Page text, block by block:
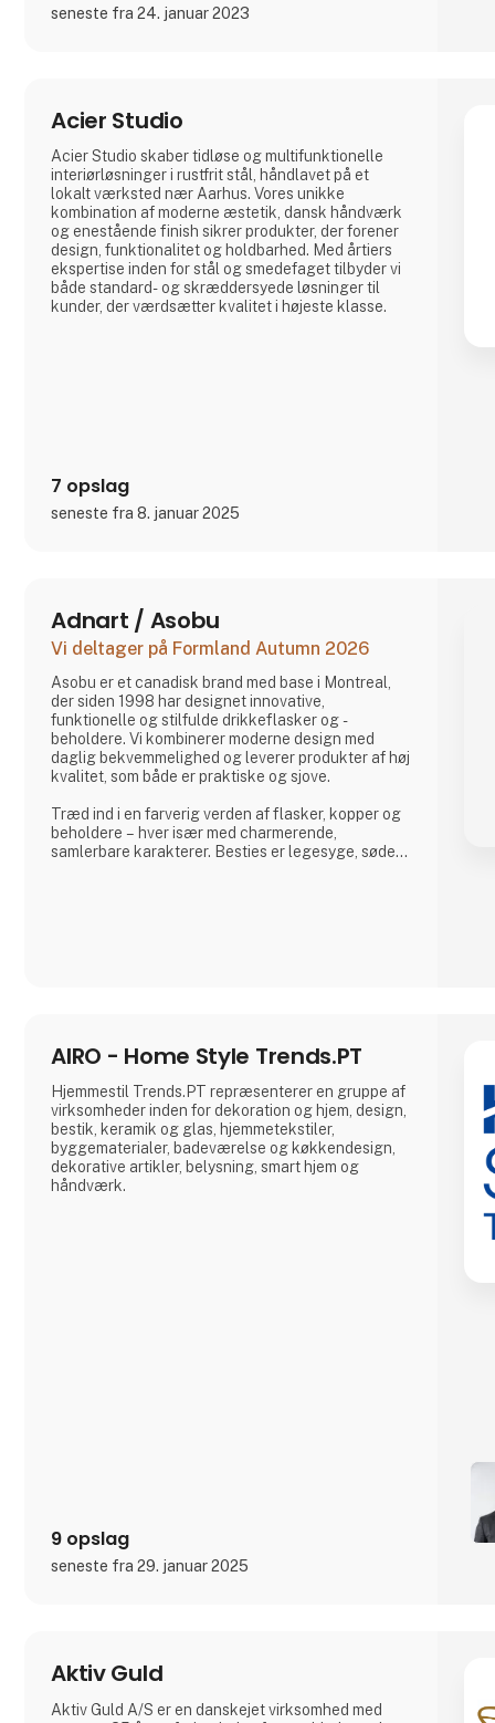
seneste fra 24. januar 2023
Acier Studio
Acier Studio skaber tidløse og multifunktionelle
interiørløsninger i rustfrit stål, håndlavet på et
lokalt værksted nær Aarhus. Vores unikke
kombination af moderne æstetik, dansk håndværk
og enestående finish sikrer produkter, der forener
design, funktionalitet og holdbarhed. Med årtiers
ekspertise inden for stål og smedefaget tilbyder vi
både standard- og skræddersyede løsninger til
kunder, der værdsætter kvalitet i højeste klasse.
7 opslag
seneste fra 8. januar 2025
Adnart / Asobu
Vi deltager på Formland Autumn 2026
Asobu er et canadisk brand med base i Montreal,
der siden 1998 har designet innovative,
funktionelle og stilfulde drikkeflasker og -
beholdere. Vi kombinerer moderne design med
daglig bekvemmelighed og leverer produkter af høj
kvalitet, som både er praktiske og sjove.
Træd ind i en farverig verden af flasker, kopper og
beholdere – hver især med charmerende,
samlerbare karakterer. Besties er legesyge, søde
AIRO - Home Style Trends.PT
Hjemmestil Trends.PT repræsenterer en gruppe af
virksomheder inden for dekoration og hjem, design,
bestik, keramik og glas, hjemmetekstiler,
byggematerialer, badeværelse og køkkendesign,
dekorative artikler, belysning, smart hjem og
håndværk.
9 opslag
seneste fra 29. januar 2025
Aktiv Guld
Aktiv Guld A/S er en danskejet virksomhed med